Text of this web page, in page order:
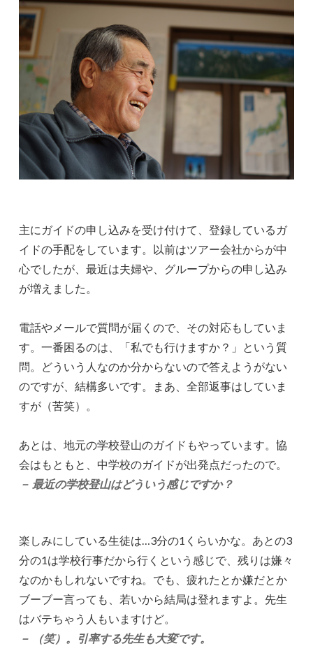
主にガイドの申し込みを受け付けて、登録しているガ
イドの手配をしています。以前はツアー会社からが中
心でしたが、最近は夫婦や、グループからの申し込み
が増えました。
電話やメールで質問が届くので、その対応もしていま
す。一番困るのは、「私でも行けますか？」という質
問。どういう人なのか分からないので答えようがない
のですが、結構多いです。まあ、全部返事はしていま
すが（苦笑）。
あとは、地元の学校登山のガイドもやっています。協
会はもともと、中学校のガイドが出発点だったので。
－ 最近の学校登山はどういう感じですか？
楽しみにしている生徒は…3分の1くらいかな。あとの3
分の1は学校行事だから行くという感じで、残りは嫌々
なのかもしれないですね。でも、疲れたとか嫌だとか
ブーブー言っても、若いから結局は登れますよ。先生
はバテちゃう人もいますけど。
－ （笑）。引率する先生も大変です。